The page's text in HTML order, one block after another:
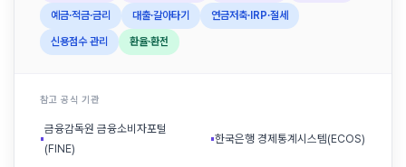
예금·적금·금리 대출·갈아타기 연금저축·IRP·절세
신용점수 관리 환율·환전
참고 공식 기관
▪
금융감독원 금융소비자포털
(FINE)
▪한국은행 경제통계시스템(ECOS)